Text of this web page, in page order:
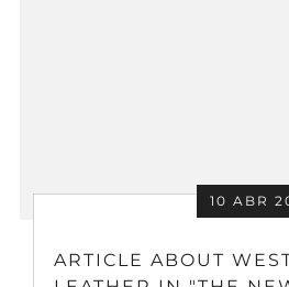
10 ABR
ARTICLE ABOUT